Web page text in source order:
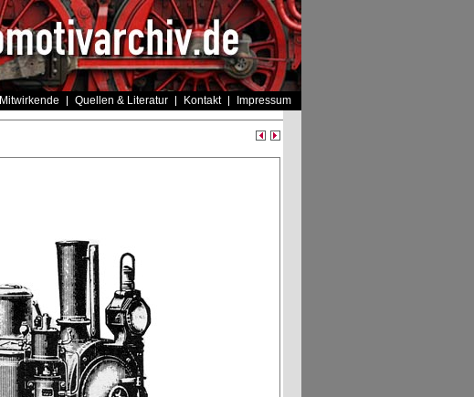
Mitwirkende Quellen & Literatur Kontakt Impressum